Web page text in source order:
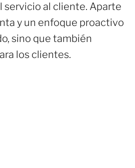
servicio al cliente. Aparte
y un enfoque proactivo
sino que también
los clientes.